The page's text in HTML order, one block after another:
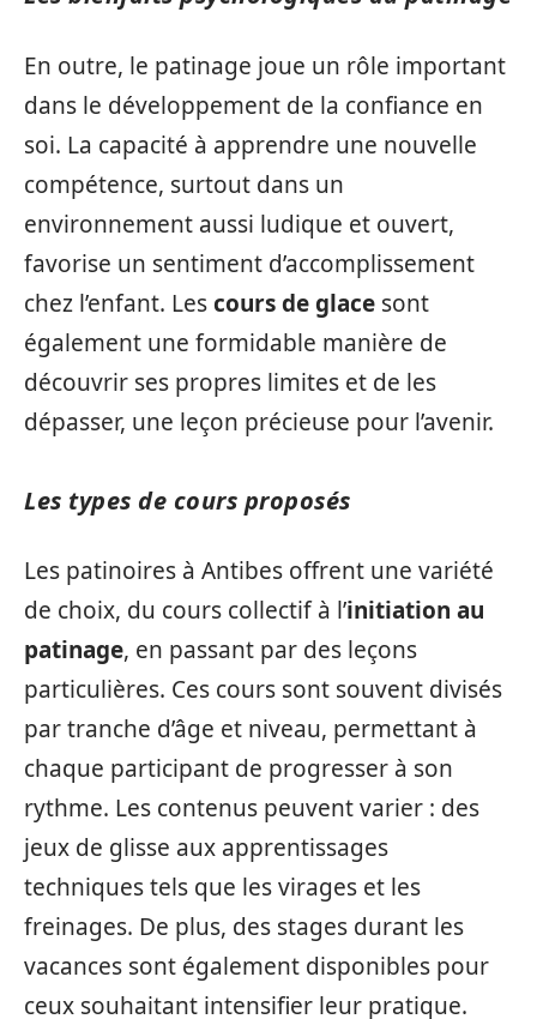
En outre, le patinage joue un rôle important
dans le développement de la confiance en
soi. La capacité à apprendre une nouvelle
compétence, surtout dans un
environnement aussi ludique et ouvert,
favorise un sentiment d’accomplissement
chez l’enfant. Lescours de glace sont
également une formidable manière de
découvrir ses propres limites et de les
dépasser, une leçon précieuse pour l’avenir.
Les types de cours proposés
Les patinoires à Antibes offrent une variété
de choix, du cours collectif à l’initiation au
patinage, en passant par des leçons
particulières. Ces cours sont souvent divisés
par tranche d’âge et niveau, permettant à
chaque participant de progresser à son
rythme. Les contenus peuvent varier : des
jeux de glisse aux apprentissages
techniques tels que les virages et les
freinages. De plus, des stages durant les
vacances sont également disponibles pour
ceux souhaitant intensifier leur pratique.